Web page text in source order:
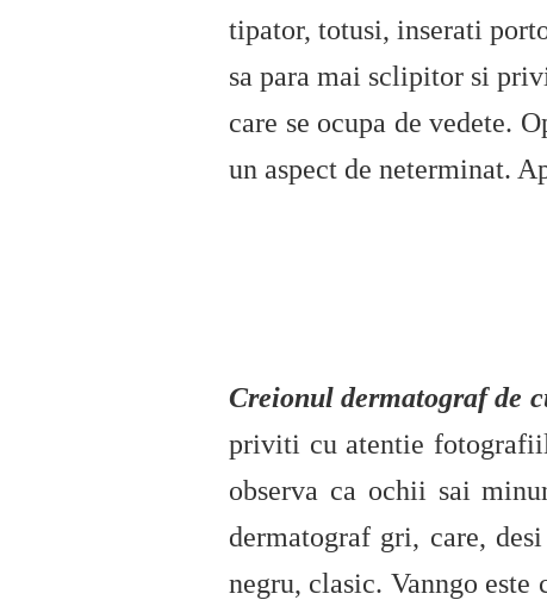
tipator, totusi, inserati
sa para mai sclipitor si
care se ocupa de vedete.
un aspect de neterminat.
Creionul dermatograf de
priviti cu atentie
observa ca ochii sai
dermatograf gri, care,
negru, clasic. Vanngo